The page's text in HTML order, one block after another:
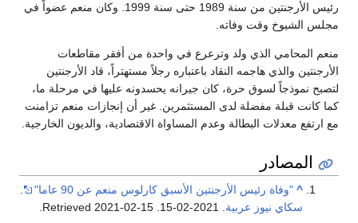
رئيس الأرجنتين من سنة 1989 حتى سنة 1999. وكان منعم عضواً في
مجلس الشيوخ وقت وفاته.
منعم المحامي الذي ولد وترعرع في واحدة من أفقر مقاطعات
الأرجنتين والذي هاجمه النقاد باعتباره رجلاً مستهتراً، قاد الأرجنتين
لتصبح نموذجاً لسوق حرة، كان جيرانه يحسدونه عليها في مرحلة ما،
كما كانت قبلة مفضلة لدى المستثمرين. غير أن إنجازات منعم تزامنت
مع ارتفع معدلات البطالة وعدم المساواة الاقتصادية، والديون الخارجية.
المصادر
^ "وفاة رئيس الأرجنتين الأسبق كارلوس منعم عن 90 عاما"
سكاي نيوز عربية
2021-02-15